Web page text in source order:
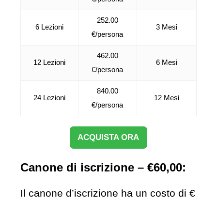
6 Lezioni
252.00
€/persona
3 Mesi
12 Lezioni
462.00
€/persona
6 Mesi
24 Lezioni
840.00
€/persona
12 Mesi
ACQUISTA ORA
Canone di iscrizione – €60,00:
Il canone d’iscrizione ha un costo di €